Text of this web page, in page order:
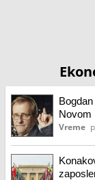
Novom
Vreme